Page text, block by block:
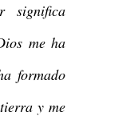
significa
me ha
formado
y me